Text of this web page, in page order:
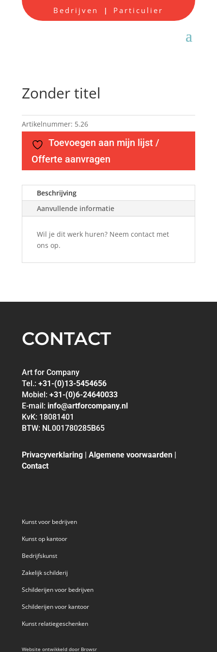
Bedrijven | Particulier
Zonder titel
Artikelnummer: 5.26
Toevoegen aan mijn lijst /
Offerte aanvragen
Beschrijving
Aanvullende informatie
Wil je dit werk huren? Neem contact met
ons op.
CONTACT
Art for Company
Tel.: +31-(0)13-5454656
Mobiel: +31-(0)6-24640033
E-mail: info@artforcompany.nl
KvK: 18081401
BTW: NL001780285B65
Privacyverklaring| Algemene voorwaarden|
Contact
Kunst voor bedrijven
Kunst op kantoor
Bedrijfskunst
Zakelijk schilderij
Schilderijen voor bedrijven
Schilderijen voor kantoor
Kunst relatiegeschenken
Website ontwikkeld door Browsr